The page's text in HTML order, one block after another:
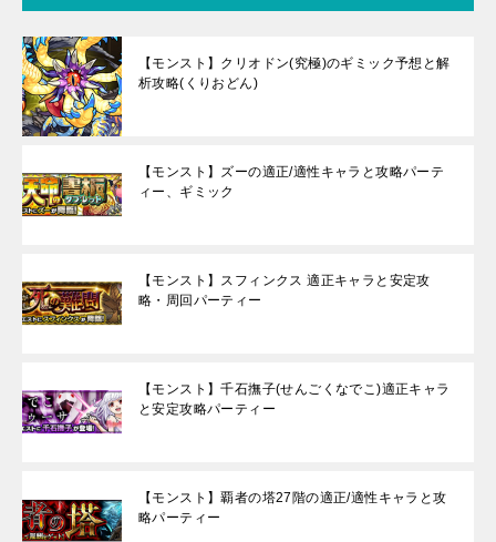
【モンスト】クリオドン(究極)のギミック予想と解
析攻略(くりおどん)
【モンスト】ズーの適正/適性キャラと攻略パーテ
ィー、ギミック
【モンスト】スフィンクス 適正キャラと安定攻
略・周回パーティー
【モンスト】千石撫子(せんごくなでこ)適正キャラ
と安定攻略パーティー
【モンスト】覇者の塔27階の適正/適性キャラと攻
略パーティー